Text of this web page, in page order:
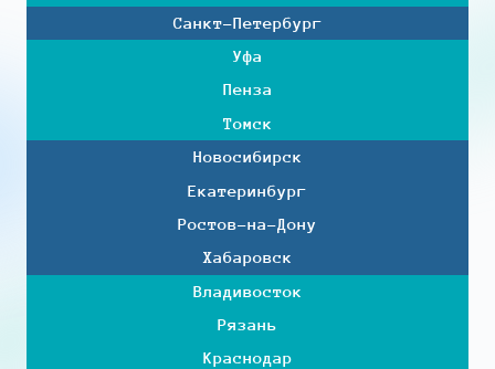
Санкт-Петербург
Уфа
Пенза
Томск
Новосибирск
Екатеринбург
Ростов-на-Дону
Хабаровск
Владивосток
Рязань
Краснодар